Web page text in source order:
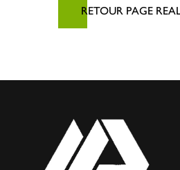
RETOUR PAGE